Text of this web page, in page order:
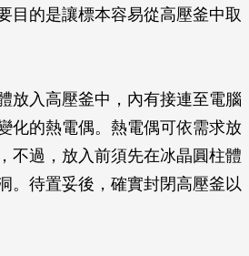
目的是讓標本容易從高壓釜中取
放入高壓釜中，內有接連至電腦
化的熱電偶。熱電偶可依需求放
不過，放入前須先在冰晶圓柱體
。待置妥後，確實封閉高壓釜以